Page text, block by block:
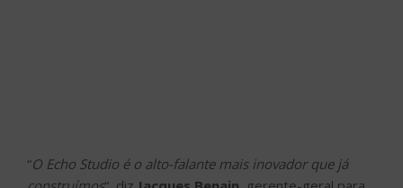
“O Echo Studio é o alto-falante mais inovador que já